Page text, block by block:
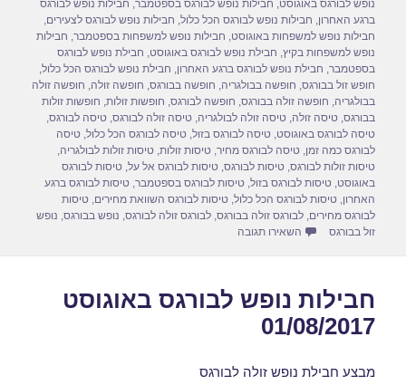
b
o
o
k
d
o
n
נופש לבורגס באוגוסט חבילות נופש לבורגס בספטמבר חבילות נופש לבורגס
ברגע האחרון חבילות נופש לבורגס הכל כלול חבילות נופש לבורגס לצעירים
חבילות נופש למשפחות באוגוסט חבילות נופש למשפחות בספטמבר חבילות
נופש למשפחות בקיץ חבילת נופש לבורגס באוגוסט חבילת נופש לבורגס
בספטמבר חבילת נופש לבורגס ברגע האחרון חבילת נופש לבורגס הכל כלול
חופש זול בבורגס חופשה בבולגריה חופשה בבורגס חופשה זולה חופשה זולה
בבולגריה חופשה זולה בבורגס חופשה לבורגס חופשות זולות חופשות זולות
בבורגס ,טיסה זולה ,טיסה זולה לבולגריה ,טיסה זולה לבורגס ,טיסה לבורגס
טיסה לבורגס באוגוסט ,טיסה לבורגס בזול ,טיסה לבורגס הכל כלול ,טיסה
לבורגס כמה זמן ,טיסה לבורגס מחיר ,טיסות זולות ,טיסות זולות לבולגריה
טיסות זולות לבורגס ,טיסות לבורגס ,טיסות לבורגס אל על ,טיסות לבורגס
באוגוסט ,טיסות לבורגס בזול ,טיסות לבורגס בספטמבר ,טיסות לבורגס ברגע
האחרון ,טיסות לבורגס הכל כלול ,טיסות לבורגס השוואת מחירים ,טיסות
לבורגס מחירים ,לבורגס זולה בבורגס ,לבורגס זולה לבורגס נופש בבורגס נופש
זול בבורגס
השאירו תגובה
חבילות נופש לבורגס באוגוסט
01/08/2017
מבצע חבילת נופש זולה לבורגס